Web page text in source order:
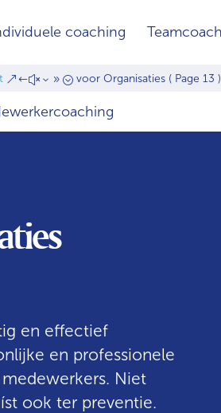
coaching
&#x39; voor Organisaties ( Page 13 )
en effectief
en professionele
Niet
ook ter preventie.